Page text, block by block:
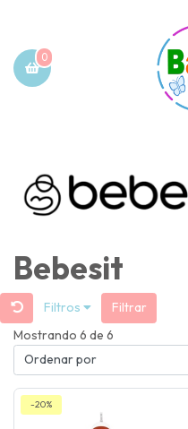
0
Bebesit
Filtros
Filtrar
Mostrando 6 de 6
-20%